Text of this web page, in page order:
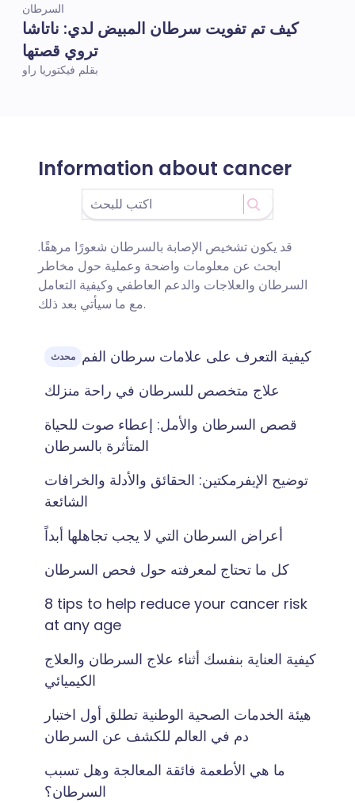
السرطان
كيف تم تفويت سرطان المبيض لدي: ناتاشا
تروي قصتها
بقلم فيكتوريا راو
Information about cancer
قد يكون تشخيص الإصابة بالسرطان شعورًا مرهقًا.
ابحث عن معلومات واضحة وعملية حول مخاطر
السرطان والعلاجات والدعم العاطفي وكيفية التعامل
مع ما سيأتي بعد ذلك.
محدث كيفية التعرف على علامات سرطان الفم
علاج متخصص للسرطان في راحة منزلك
قصص السرطان والأمل: إعطاء صوت للحياة
المتأثرة بالسرطان
توضيح الإيفرمكتين: الحقائق والأدلة والخرافات
الشائعة
أعراض السرطان التي لا يجب تجاهلها أبداً
كل ما تحتاج لمعرفته حول فحص السرطان
8 tips to help reduce your cancer risk
at any age
كيفية العناية بنفسك أثناء علاج السرطان والعلاج
الكيميائي
هيئة الخدمات الصحية الوطنية تطلق أول اختبار
دم في العالم للكشف عن السرطان
ما هي الأطعمة فائقة المعالجة وهل تسبب
السرطان؟